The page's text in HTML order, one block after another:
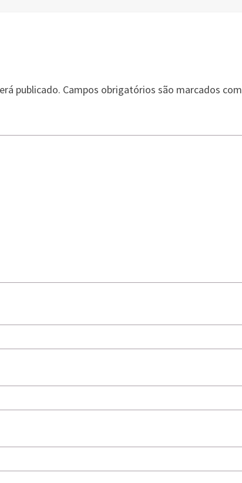
publicado. Campos obrigatórios são marcados com